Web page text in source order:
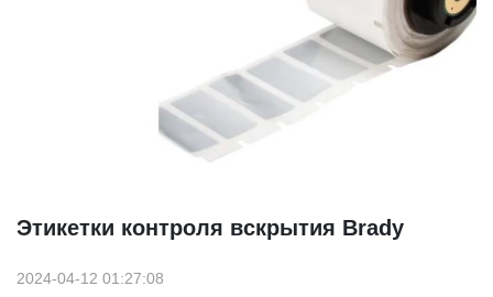
Этикетки контроля вскрытия Brady
2024-04-12 01:27:08